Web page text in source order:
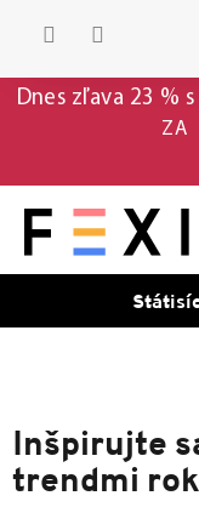
Dnes zľava 23 %
ZA
Inšpirujte
trendmi